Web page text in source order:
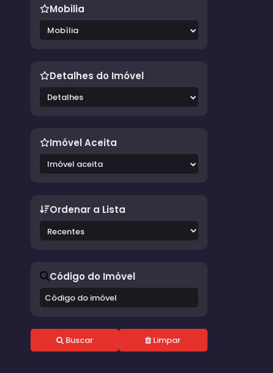
Mobilia
Mobília
Detalhes do Imóvel
Detalhes
Imóvel Aceita
Imóvel aceita
Ordenar a Lista
Código do Imóvel
Buscar Limpar